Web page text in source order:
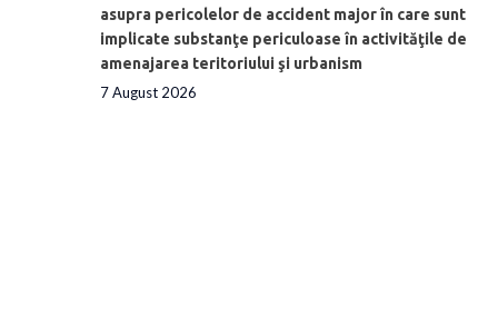
asupra pericolelor de accident major în care sunt
implicate substanţe periculoase în activităţile de
amenajarea teritoriului şi urbanism
7 August 2026